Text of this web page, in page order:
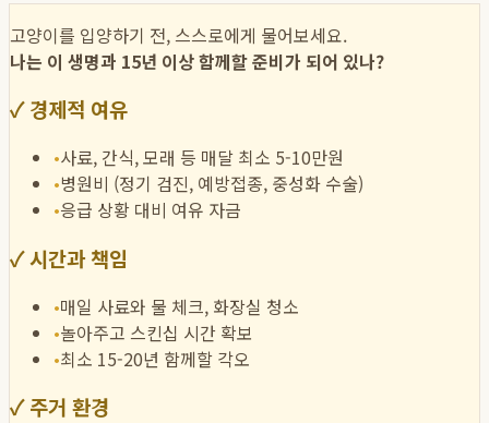
고양이를 입양하기 전, 스스로에게 물어보세요.
나는 이 생명과 15년 이상 함께할 준비가 되어 있나?
✓경제적 여유
•사료, 간식, 모래 등 매달 최소 5-10만원
•병원비 (정기 검진, 예방접종, 중성화 수술)
•응급 상황 대비 여유 자금
✓시간과 책임
•매일 사료와 물 체크, 화장실 청소
•놀아주고 스킨십 시간 확보
•최소 15-20년 함께할 각오
✓주거 환경